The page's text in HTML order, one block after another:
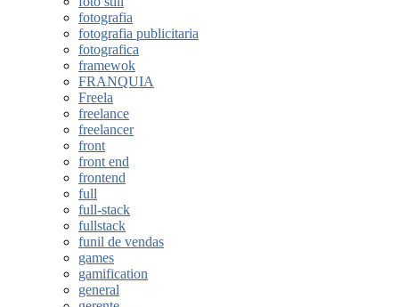
fotografia
fotografia publicitaria
fotografica
framewok
FRANQUIA
Freela
freelance
freelancer
front
front end
frontend
full
full-stack
fullstack
funil de vendas
games
gamification
general